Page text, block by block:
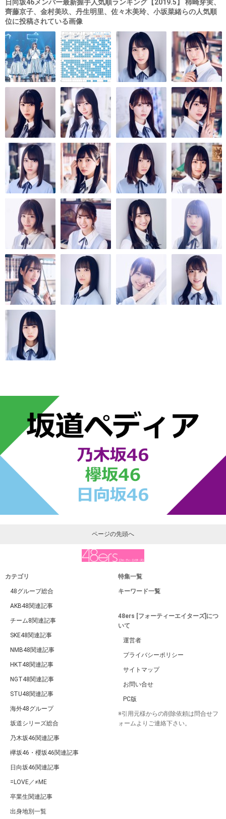
日向坂46メンバー最新握手人気順ランキング【2019.5】 柿崎芽実、
齊藤京子、金村美玖、丹生明里、佐々木美玲、小坂菜緒らの人気順
位に投稿されている画像
ページの先頭へ
カテゴリ
48グループ総合
AKB48関連記事
チーム8関連記事
SKE48関連記事
NMB48関連記事
HKT48関連記事
NGT48関連記事
STU48関連記事
海外48グループ
坂道シリーズ総合
乃木坂46関連記事
欅坂46・櫻坂46関連記事
日向坂46関連記事
=LOVE／≠ME
卒業生関連記事
出身地別一覧
特集一覧
キーワード一覧
48ers [フォーティーエイターズ]につ
いて
運営者
プライバシーポリシー
サイトマップ
お問い合せ
PC版
※引用元様からの削除依頼は問合せフ
ォームよりご連絡下さい。